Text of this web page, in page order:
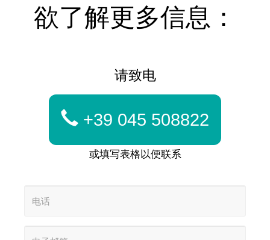
欲了解更多信息：
请致电
+39 045 508822
或填写表格以便联系